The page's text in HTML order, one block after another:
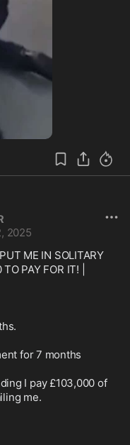
2025
ME IN SOLITARY
PAY FOR IT! |
for 7 months
I pay £103,000 of
me.